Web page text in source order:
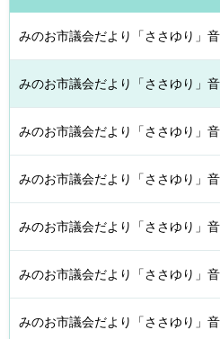
みのお市議会だより「ささゆり」音
みのお市議会だより「ささゆり」音
みのお市議会だより「ささゆり」音
みのお市議会だより「ささゆり」音
みのお市議会だより「ささゆり」音
みのお市議会だより「ささゆり」音
みのお市議会だより「ささゆり」音